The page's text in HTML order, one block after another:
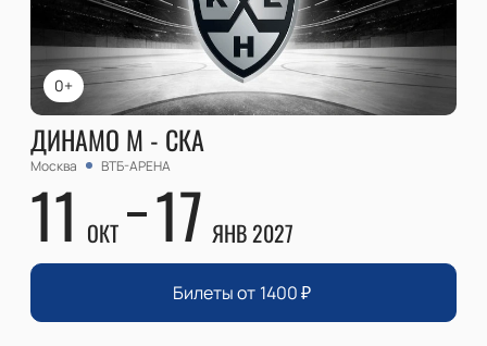
0+
ДИНАМО М - СКА
Москва ВТБ-АРЕНА
11 ОКТ 17 ЯНВ 2027
Билеты от 1400₽